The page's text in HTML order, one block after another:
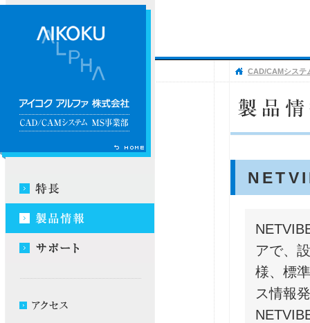
CAD/CAMシステ
アで、
様、標
ス情報